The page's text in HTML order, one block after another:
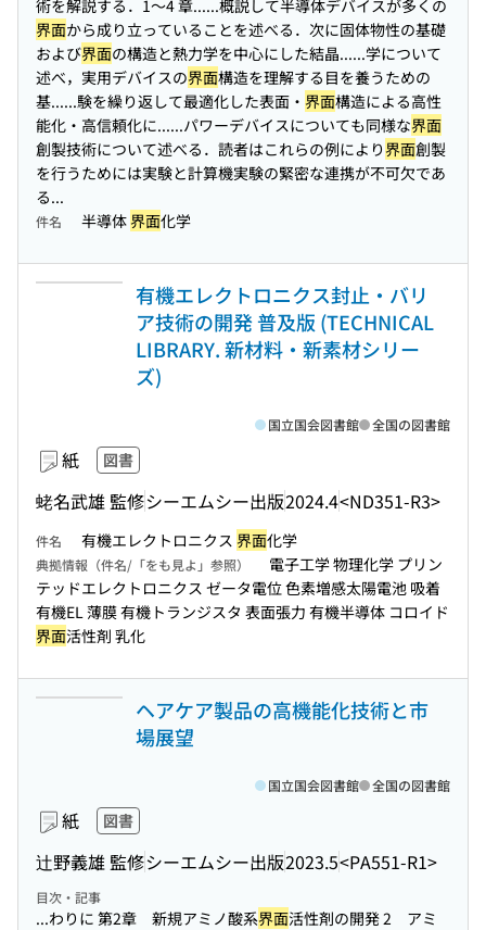
術を解説する．1〜4 章......概説して半導体デバイスが多くの
界面から成り立っていることを述べる．次に固体物性の基礎
および界面の構造と熱力学を中心にした結晶......学について
述べ，実用デバイスの界面構造を理解する目を養うための
基......験を繰り返して最適化した表面・ 界面構造による高性
能化・高信頼化に......パワーデバイスについても同様な界面
創製技術について述べる．読者はこれらの例により 界面創製
を行うためには実験と計算機実験の緊密な連携が不可欠であ
る...
件名 半導体 界面化学
有機エレクトロニクス封止・バリ
ア技術の開発 普及版 (TECHNICAL
LIBRARY. 新材料・新素材シリー
ズ)
紙 図書
蛯名武雄 監修シーエムシー出版2024.4<ND351-R3>
国立国会図書館 全国の図書館
件名 有機エレクトロニクス 界面化学
典拠情報（件名/「をも見よ」参照）
電子工学 物理化学 プリン
テッドエレクトロニクス ゼータ電位 色素増感太陽電池 吸着
有機EL 薄膜 有機トランジスタ 表面張力 有機半導体 コロイド
界面活性剤 乳化
ヘアケア製品の高機能化技術と市
場展望
紙 図書
辻野義雄 監修シーエムシー出版2023.5<PA551-R1>
国立国会図書館 全国の図書館
目次・記事
...わりに 第2章 新規アミノ酸系界面活性剤の開発 2 アミ